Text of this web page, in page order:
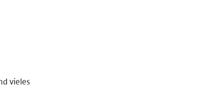
vieles